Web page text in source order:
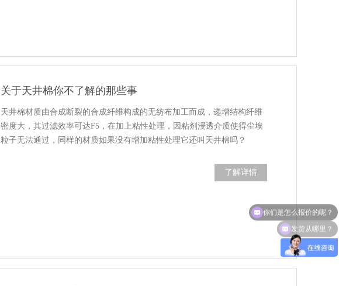
关于天井棉你不了解的那些事
天井棉材质由合成断裂的合成纤维构成的无纺布加工而成，递增结构纤维
密度大，其过滤效率可达F5，在加上粘性处理，因粘剂浸透介质使得尘埃
粒子无法通过，同样的材质如果没有增加粘性处理它还叫天井棉吗？
了解详情
发货从哪里？